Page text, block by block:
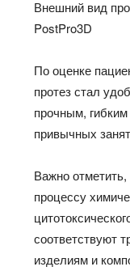
Внешний вид
PostPro3D
По оценке
протез стал
прочным,
привычных
Важно
процессу
соответствуют
изделиям и